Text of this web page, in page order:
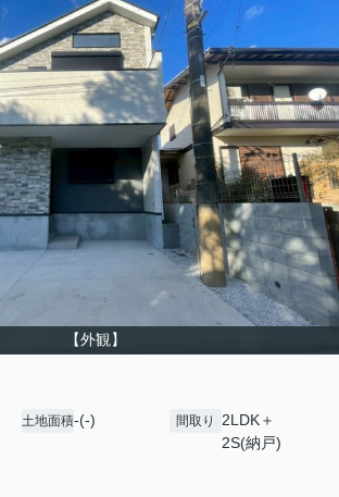
【外観】
土地面積-(-) 間取り
2LDK＋
2S(納戸)